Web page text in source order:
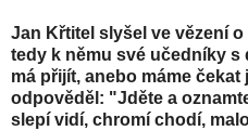
Jan Křtitel slyšel ve vězení
tedy k němu své učedníky s
má přijít, anebo máme
odpověděl: "Jděte a
slepí vidí, chromí chodí,